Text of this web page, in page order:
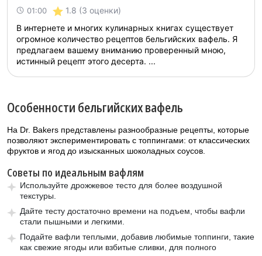
01:00 1.8 (3 оценки)
В интернете и многих кулинарных книгах существует
огромное количество рецептов бельгийских вафель. Я
предлагаем вашему вниманию проверенный мною,
истинный рецепт этого десерта. ...
Особенности бельгийских вафель
На Dr. Bakers представлены разнообразные рецепты, которые
позволяют экспериментировать с топпингами: от классических
фруктов и ягод до изысканных шоколадных соусов.
Советы по идеальным вафлям
Используйте дрожжевое тесто для более воздушной
текстуры.
Дайте тесту достаточно времени на подъем, чтобы вафли
стали пышными и легкими.
Подайте вафли теплыми, добавив любимые топпинги, такие
как свежие ягоды или взбитые сливки, для полного